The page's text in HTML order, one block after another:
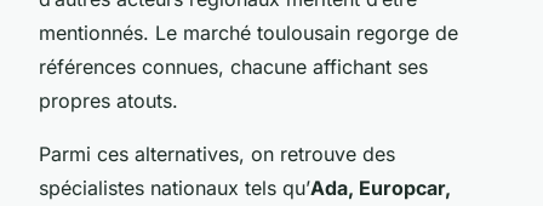
mentionnés. Le marché toulousain regorge de
références connues, chacune affichant ses
propres atouts.
Parmi ces alternatives, on retrouve des
spécialistes nationaux tels qu’Ada, Europcar,